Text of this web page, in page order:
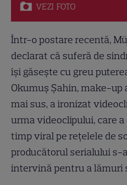
VEZI FOTO
Într-o postare recentă,
declarat că suferă de
își găsește cu greu
Okumuș Șahin, make-
mai sus, a ironizat
urma videoclipului, care
timp viral pe rețelele de
producătorul serialului s-
intervină pentru a lămuri